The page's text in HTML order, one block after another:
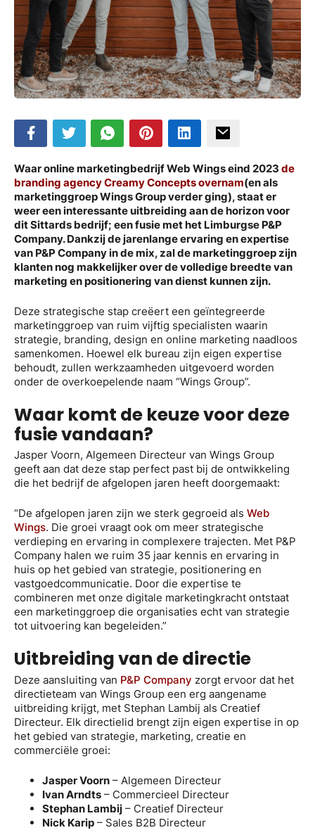
Waar online marketingbedrijf Web Wings eind 2023 de
branding agency Creamy Concepts overnam(en als
marketinggroep Wings Group verder ging), staat er
weer een interessante uitbreiding aan de horizon voor
dit Sittards bedrijf; een fusie met het Limburgse P&P
Company. Dankzij de jarenlange ervaring en expertise
van P&P Company in de mix, zal de marketinggroep zijn
klanten nog makkelijker over de volledige breedte van
marketing en positionering van dienst kunnen zijn.
Deze strategische stap creëert een geïntegreerde
marketinggroep van ruim vijftig specialisten waarin
strategie, branding, design en online marketing naadloos
samenkomen. Hoewel elk bureau zijn eigen expertise
behoudt, zullen werkzaamheden uitgevoerd worden
onder de overkoepelende naam “Wings Group”.
Waar komt de keuze voor deze
fusie vandaan?
Jasper Voorn, Algemeen Directeur van Wings Group
geeft aan dat deze stap perfect past bij de ontwikkeling
die het bedrijf de afgelopen jaren heeft doorgemaakt:
“De afgelopen jaren zijn we sterk gegroeid als Web
Wings. Die groei vraagt ook om meer strategische
verdieping en ervaring in complexere trajecten. Met P&P
Company halen we ruim 35 jaar kennis en ervaring in
huis op het gebied van strategie, positionering en
vastgoedcommunicatie. Door die expertise te
combineren met onze digitale marketingkracht ontstaat
een marketinggroep die organisaties echt van strategie
tot uitvoering kan begeleiden.”
Uitbreiding van de directie
Deze aansluiting van P&P Company zorgt ervoor dat het
directieteam van Wings Group een erg aangename
uitbreiding krijgt, met Stephan Lambij als Creatief
Directeur. Elk directielid brengt zijn eigen expertise in op
het gebied van strategie, marketing, creatie en
commerciële groei:
Jasper Voorn – Algemeen Directeur
Ivan Arndts – Commercieel Directeur
Stephan Lambij – Creatief Directeur
Nick Karip – Sales B2B Directeur